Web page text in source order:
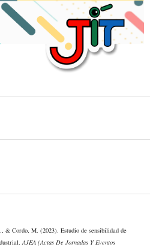
& Cordo, M. (2023). Estudio de sensibilidad de
AJEA (Actas De Jornadas Y Eventos